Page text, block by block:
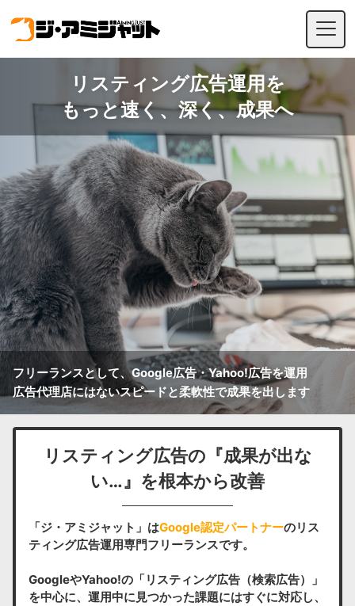
リスティング広告運用を
もっと速く、深く、成果へ
フリーランスとして、Google広告・Yahoo!広告を運用
広告代理店にはないスピードと柔軟性で成果を出します
リスティング広告の『成果が出な
い…』を根本から改善
「ジ・アミジャット」はGoogle認定パートナーのリス
ティング広告運用専門フリーランスです。
GoogleやYahoo!の「リスティング広告（検索広告）」
を中心に、運用中に見つかった課題にはすぐに対応し、